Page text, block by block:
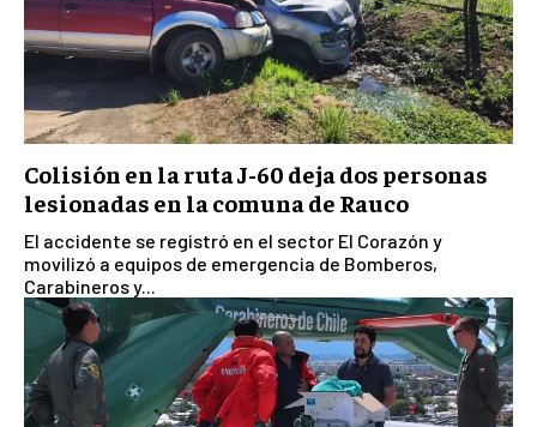
Colisión en la ruta J-60 deja dos personas
lesionadas en la comuna de Rauco
El accidente se registró en el sector El Corazón y
movilizó a equipos de emergencia de Bomberos,
Carabineros y...